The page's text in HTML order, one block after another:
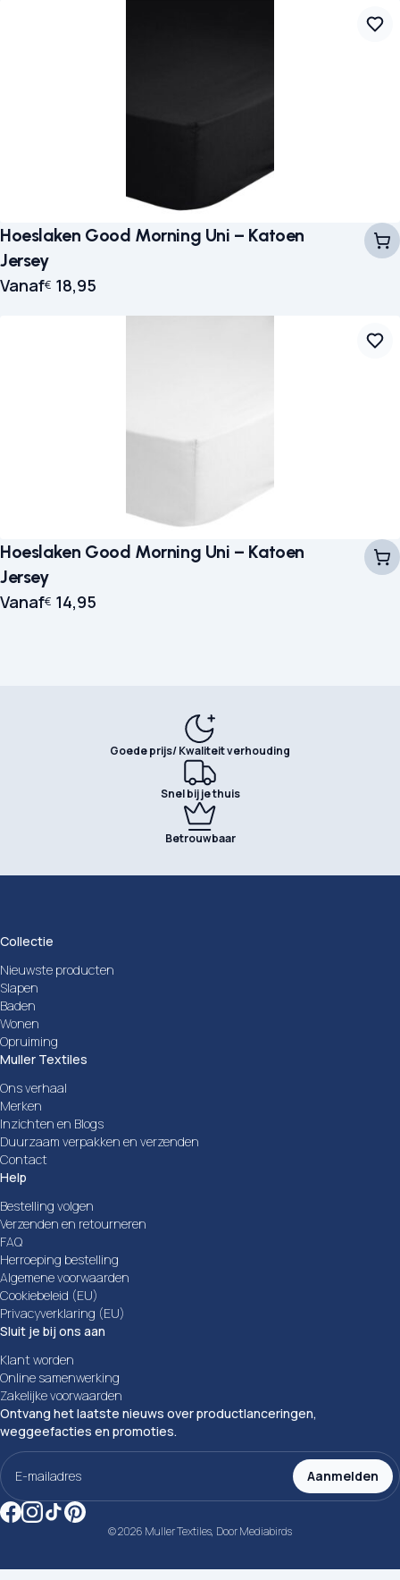
Hoeslaken Good Morning Uni – Katoen
Jersey
Vanaf€ 18,95
Hoeslaken Good Morning Uni – Katoen
Jersey
Vanaf€ 14,95
Goede prijs/ Kwaliteit verhouding
Snel bij je thuis
Betrouwbaar
Collectie
Nieuwste producten
Slapen
Baden
Wonen
Opruiming
Muller Textiles
Ons verhaal
Merken
Inzichten en Blogs
Duurzaam verpakken en verzenden
Contact
Help
Bestelling volgen
Verzenden en retourneren
FAQ
Herroeping bestelling
Algemene voorwaarden
Cookiebeleid (EU)
Privacyverklaring (EU)
Sluit je bij ons aan
Klant worden
Online samenwerking
Zakelijke voorwaarden
Ontvang het laatste nieuws over productlanceringen,
weggeefacties en promoties.
E-
mailadres
(Vereist)
Aanmelden
© 2026 Muller Textiles, DoorMediabirds